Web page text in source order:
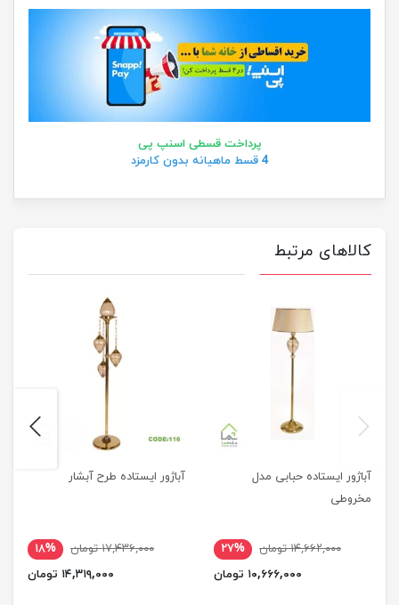
پرداخت قسطی اسنپ پی
4 قسط ماهیانه بدون کارمزد
کالاهای مرتبط
آباژور ایستاده حبابی مدل
مخروطی
۱۴,۶۶۲,۰۰۰ تومان
۲۷%
۱۰,۶۶۶,۰۰۰ تومان
آباژور ایستاده طرح آبشار
۱۷,۴۳۶,۰۰۰ تومان
۱۸%
۱۴,۳۱۹,۰۰۰ تومان
previus